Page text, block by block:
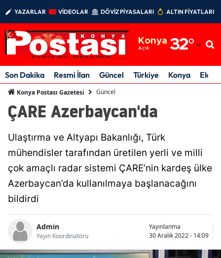
YAZARLAR VİDEOLAR DÖVİZ PİYASALARI ALTIN FİYATLARI
Konya
Açık 32°
Adıyaman
Afyonkarahisar
Amasya
Ankara
Antalya
Artvin
Aydın
Balıkesir
Bilecik
Bingöl
Son Dakika Resmi İlan Güncel Türkiye Konya
Konya Postası Gazetesi Güncel
ÇARE Azerbaycan'da
Ulaştırma ve Altyapı Bakanlığı, Türk
mühendisler tarafından üretilen yerli ve milli
çok amaçlı radar sistemi ÇARE’nin kardeş ülke
Azerbaycan’da kullanılmaya başlanacağını
bildirdi
Admin
Yayın Koordinatörü
Yayınlanma
30 Aralık 2022 - 14:09